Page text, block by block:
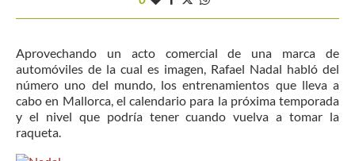
Aprovechando un acto comercial de una marca de
automóviles de la cual es imagen, Rafael Nadal habló del
número uno del mundo, los entrenamientos que lleva a
cabo en Mallorca, el calendario para la próxima temporada
y el nivel que podría tener cuando vuelva a tomar la
raqueta.